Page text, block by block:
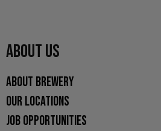
ABOUT US
ABOUT BREWERY
OUR LOCATIONS
JOB OPPORTUNITIES